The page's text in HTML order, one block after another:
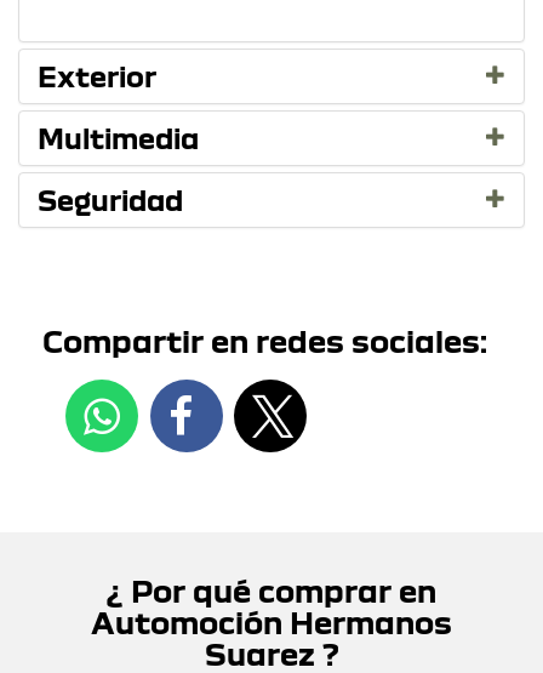
Exterior
Multimedia
Seguridad
Compartir en redes sociales:
¿ Por qué comprar en
Automoción Hermanos
Suarez ?